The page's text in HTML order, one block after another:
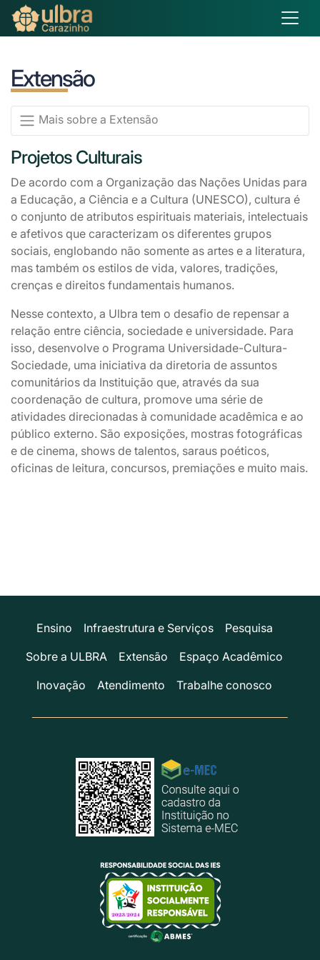
Extensão
Mais sobre a Extensão
Projetos Culturais
De acordo com a Organização das Nações Unidas para
a Educação, a Ciência e a Cultura (UNESCO), cultura é
o conjunto de atributos espirituais materiais, intelectuais
e afetivos que caracterizam os diferentes grupos
sociais, englobando não somente as artes e a literatura,
mas também os estilos de vida, valores, tradições,
crenças e direitos fundamentais humanos.
Nesse contexto, a Ulbra tem o desafio de repensar a
relação entre ciência, sociedade e universidade. Para
isso, desenvolve o Programa Universidade-Cultura-
Sociedade, uma iniciativa da diretoria de assuntos
comunitários da Instituição que, através da sua
coordenação de cultura, promove uma série de
atividades direcionadas à comunidade acadêmica e ao
público externo. São exposições, mostras fotográficas
e de cinema, shows de talentos, saraus poéticos,
oficinas de leitura, concursos, premiações e muito mais.
Ensino Infraestrutura e Serviços
Pesquisa
Sobre a ULBRA
Extensão
Espaço Acadêmico
Inovação
Atendimento Trabalhe conosco